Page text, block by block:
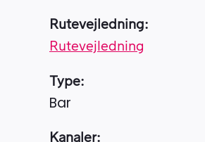
Rutevejledning:
Rutevejledning
Type:
Bar
Kanaler: